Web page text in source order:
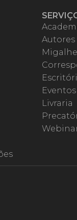
Autores
Livraria